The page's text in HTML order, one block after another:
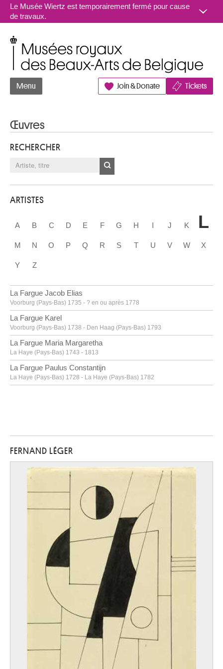
Aller au contenu
Le Musée Wiertz est temporairement fermé pour cause
de travaux.
Menu Join & Donate Tickets
Œuvres
RECHERCHER
ARTISTES
A B C D E F G H I J K L
M N O P Q R S T U V W X
Y Z
La Fargue Jacob Elias
Voorburg (Pays-Bas) 1735 - ? en ou après 1778
La Fargue Karel
Voorburg (Pays-Bas) 1738 - Den Haag (Pays-Bas) 1793
La Fargue Maria Margaretha
La Haye (Pays-Bas) 1743 - 1813
La Fargue Paulus Constantijn
La Haye (Pays-Bas) 1728 - La Haye (Pays-Bas) 1782
Douai, Nord (France) 1905 - Paris (France) 1982
Tournai 1894 - Paris (France) 1975
Lacomblez Jacques
Wavre 1843 - Schaerbeek / Bruxelles 1896
Laenen Jean-Paul
Malines 1931 - 2012
Laermans Eugène
Bruxelles 1864 - 1940
Lafontaine Marie-Jo
Roulers 1862 - Bruges 1931
FERNAND LÉGER